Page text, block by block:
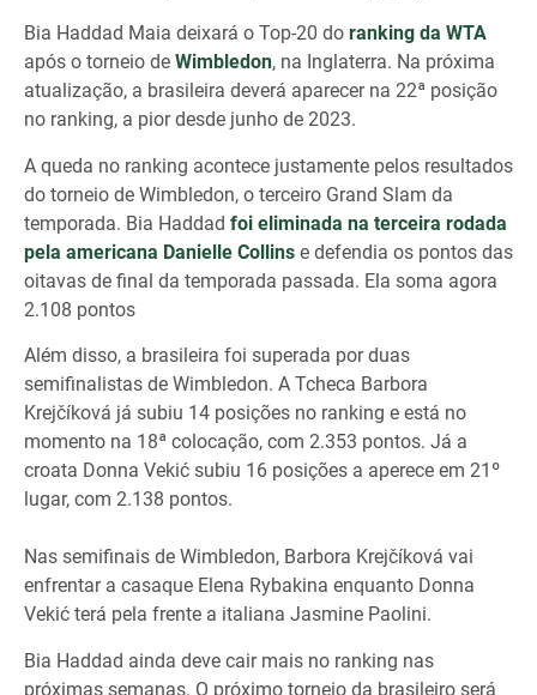
Bia Haddad Maia deixará o Top-20 do ranking da WTA
após o torneio de Wimbledon, na Inglaterra. Na próxima
atualização, a brasileira deverá aparecer na 22ª posição
no ranking, a pior desde junho de 2023.
A queda no ranking acontece justamente pelos resultados
do torneio de Wimbledon, o terceiro Grand Slam da
temporada. Bia Haddad foi eliminada na terceira rodada
pela americana Danielle Collins e defendia os pontos das
oitavas de final da temporada passada. Ela soma agora
2.108 pontos
Além disso, a brasileira foi superada por duas
semifinalistas de Wimbledon. A Tcheca Barbora
Krejčíková já subiu 14 posições no ranking e está no
momento na 18ª colocação, com 2.353 pontos. Já a
croata Donna Vekić subiu 16 posições a aperece em 21º
lugar, com 2.138 pontos.
Nas semifinais de Wimbledon, Barbora Krejčíková vai
enfrentar a casaque Elena Rybakina enquanto Donna
Vekić terá pela frente a italiana Jasmine Paolini.
Bia Haddad ainda deve cair mais no ranking nas
próximas semanas. O próximo torneio da brasileiro será